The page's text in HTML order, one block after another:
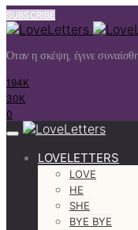
SUBSCRIBE
Όταν η σκέψη, έγινε
194K
30K
0
LOVELETTERS
LOVE
HE
SHE
BYE BYE